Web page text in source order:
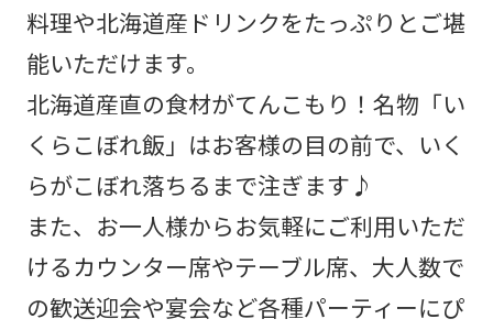
料理や北海道産ドリンクをたっぷりとご堪
能いただけます。
北海道産直の食材がてんこもり！名物「い
くらこぼれ飯」はお客様の目の前で、いく
らがこぼれ落ちるまで注ぎます♪
また、お一人様からお気軽にご利用いただ
けるカウンター席やテーブル席、大人数で
の歓送迎会や宴会など各種パーティーにぴ